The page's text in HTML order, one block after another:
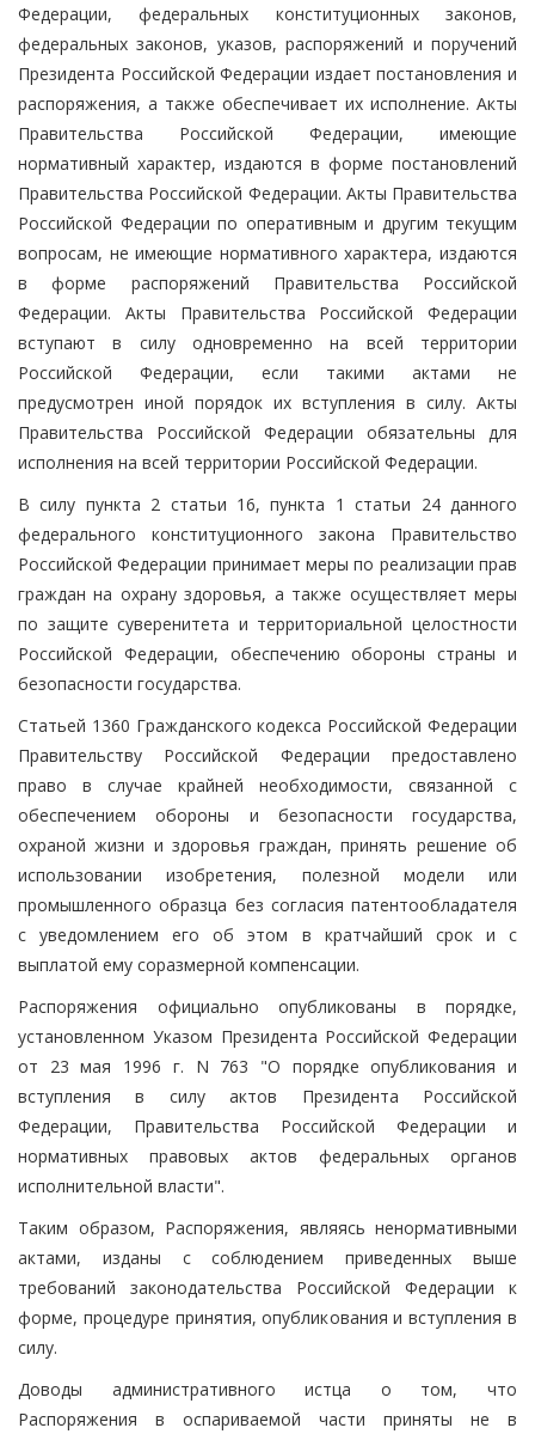
Федерации, федеральных конституционных законов,
федеральных законов, указов, распоряжений и поручений
Президента Российской Федерации издает постановления и
распоряжения, а также обеспечивает их исполнение. Акты
Правительства Российской Федерации, имеющие
нормативный характер, издаются в форме постановлений
Правительства Российской Федерации. Акты Правительства
Российской Федерации по оперативным и другим текущим
вопросам, не имеющие нормативного характера, издаются
в форме распоряжений Правительства Российской
Федерации. Акты Правительства Российской Федерации
вступают в силу одновременно на всей территории
Российской Федерации, если такими актами не
предусмотрен иной порядок их вступления в силу. Акты
Правительства Российской Федерации обязательны для
исполнения на всей территории Российской Федерации.
В силу пункта 2 статьи 16, пункта 1 статьи 24 данного
федерального конституционного закона Правительство
Российской Федерации принимает меры по реализации прав
граждан на охрану здоровья, а также осуществляет меры
по защите суверенитета и территориальной целостности
Российской Федерации, обеспечению обороны страны и
безопасности государства.
Статьей 1360 Гражданского кодекса Российской Федерации
Правительству Российской Федерации предоставлено
право в случае крайней необходимости, связанной с
обеспечением обороны и безопасности государства,
охраной жизни и здоровья граждан, принять решение об
использовании изобретения, полезной модели или
промышленного образца без согласия патентообладателя
с уведомлением его об этом в кратчайший срок и с
выплатой ему соразмерной компенсации.
Распоряжения официально опубликованы в порядке,
установленном Указом Президента Российской Федерации
от 23 мая 1996 г. N 763 "О порядке опубликования и
вступления в силу актов Президента Российской
Федерации, Правительства Российской Федерации и
нормативных правовых актов федеральных органов
исполнительной власти".
Таким образом, Распоряжения, являясь ненормативными
актами, изданы с соблюдением приведенных выше
требований законодательства Российской Федерации к
форме, процедуре принятия, опубликования и вступления в
силу.
Доводы административного истца о том, что
Распоряжения в оспариваемой части приняты не в